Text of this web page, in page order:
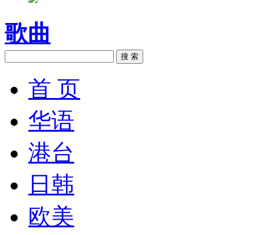
歌曲
搜 索
首 页
华语
港台
日韩
欧美